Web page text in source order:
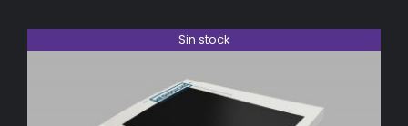
Sin stock